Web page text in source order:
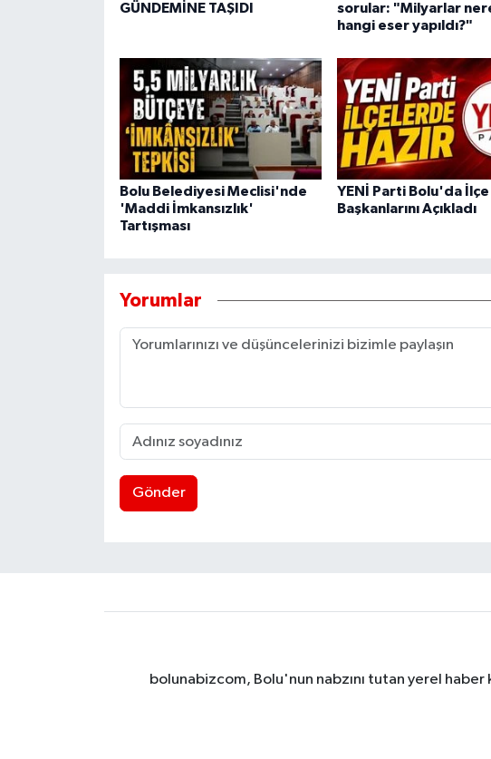
GÜNDEMİNE TAŞIDI
sorular: "Milyarlar
hangi eser yapıldı?"
Bolu Belediyesi Meclisi'nde
'Maddi İmkansızlık'
Tartışması
YENİ Parti Bolu'da İlçe
Başkanlarını Açıkladı
Yorumlar
Gönder
bolunabizcom, Bolu'nun nabzını tutan yerel haber